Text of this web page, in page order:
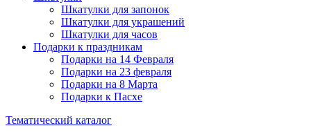
Шкатулки для запонок
Шкатулки для украшений
Шкатулки для часов
Подарки к праздникам
Подарки на 14 Февраля
Подарки на 23 февраля
Подарки на 8 Марта
Подарки к Пасхе
Тематический каталог